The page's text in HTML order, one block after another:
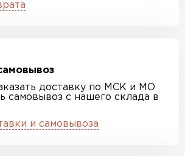
доставку по МСК и МО
самовывоз с нашего склада в
и самовывоза